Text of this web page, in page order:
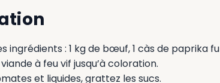
ingrédients : 1 kg de bœuf, 1 càs de paprika
à feu vif jusqu’à coloration.
et liquides, grattez les sucs.